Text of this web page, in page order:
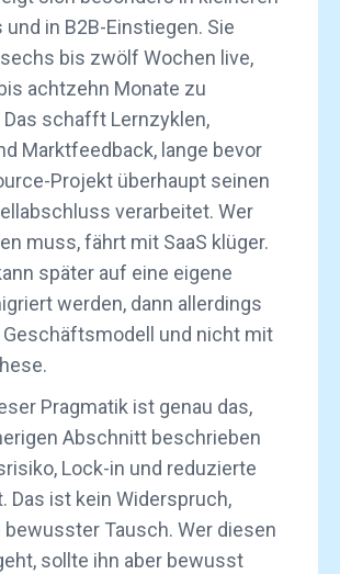
und in B2B-Einstiegen. Sie
bis zwölf Wochen live,
achtzehn Monate zu
schafft Lernzyklen,
Marktfeedback, lange bevor
Projekt überhaupt seinen
verarbeitet. Wer
muss, fährt mit SaaS klüger.
später auf eine eigene
werden, dann allerdings
und nicht mit
Pragmatik ist genau das,
Abschnitt beschrieben
Lock-in und reduzierte
Das ist kein Widerspruch,
bewusster Tausch. Wer diesen
sollte ihn aber bewusst